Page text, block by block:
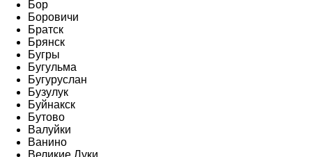
Бор
Боровичи
Братск
Брянск
Бугры
Бугульма
Бугуруслан
Бузулук
Буйнакск
Бутово
Валуйки
Ванино
Великие Луки